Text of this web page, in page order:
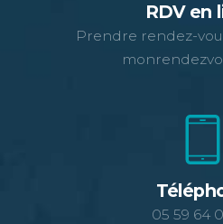
RDV en
Prendre rendez-
05 59 64